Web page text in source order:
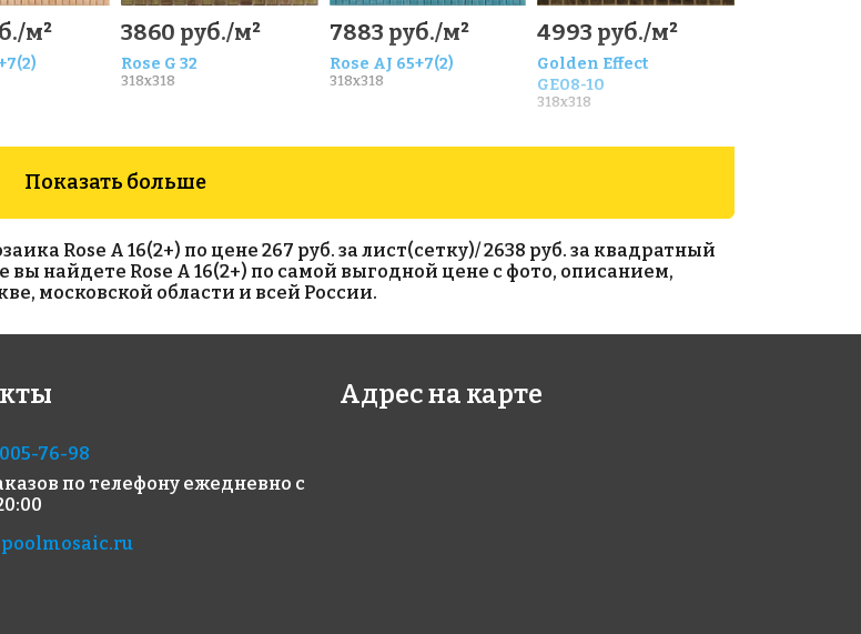
м² 3860 руб./м²
Rose G 32
318x318
7883 руб./м²
Rose AJ 65+7(2)
318x318
4993 руб./м²
Golden Effect
GE08-10
318x318
м² 3860 руб./м²
Rose WA 24 Rose A 35(1)
Показать больше
Rose A 16(2+) по цене 267 руб. за лист(сетку)/ 2638 руб. за квадратный
вы найдете Rose A 16(2+) по самой выгодной цене с фото, описанием,
московской области и всей России.
76-98
по телефону ежедневно с
Адрес на карте